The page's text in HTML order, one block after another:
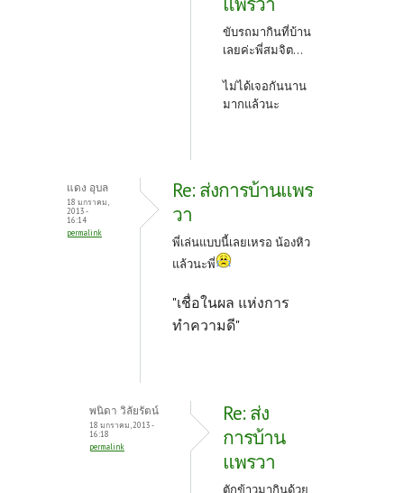
ขับรถมากินที่บ้าน
เลยค่ะพี่สมจิต...
ไม่ได้เจอกันนาน
มากแล้วนะ
แดง อุบล
18 มกราคม,
2013 -
16:14
permalink
Re: ส่งการบ้านแพร
วา
พี่เล่นแบบนี้เลยเหรอ น้องหิว
แล้วนะพี่
"เชื่อในผล แห่งการ
ทำความดี"
พนิดา วิลัยรัตน์
18 มกราคม, 2013 -
16:18
permalink
Re: ส่ง
การบ้าน
แพรวา
ตักข้าวมากินด้วย